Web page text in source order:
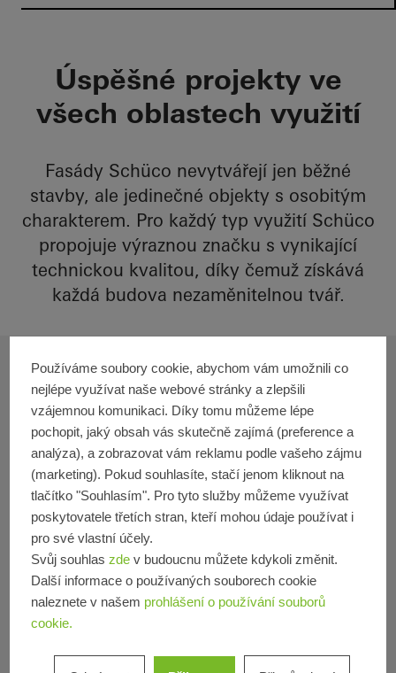
Úspěšné projekty ve
všech oblastech využití
Fasády Schüco nevytvářejí jen běžné
stavby, ale jedinečné objekty s osobitým
charakterem. Pro každý typ využití Schüco
propojuje výraznou značku s vynikající
technickou kvalitou, díky čemuž získává
každá budova nezaměnitelnou tvář.
Vybrané filtry
Filtrovat výsledky
Taiwan
Vyberte filtry pro zúžení
výsledků
1 Reference
Používáme soubory cookie, abychom vám umožnili co
nejlépe využívat naše webové stránky a zlepšili
vzájemnou komunikaci. Díky tomu můžeme lépe
pochopit, jaký obsah vás skutečně zajímá (preference a
analýza), a zobrazovat vám reklamu podle vašeho zájmu
(marketing). Pokud souhlasíte, stačí jenom kliknout na
tlačítko "Souhlasím". Pro tyto služby můžeme využívat
poskytovatele třetích stran, kteří mohou údaje používat i
pro své vlastní účely.
Svůj souhlas zde v budoucnu můžete kdykoli změnit.
Další informace o používaných souborech cookie
naleznete v našem prohlášení o používání souborů
cookie.